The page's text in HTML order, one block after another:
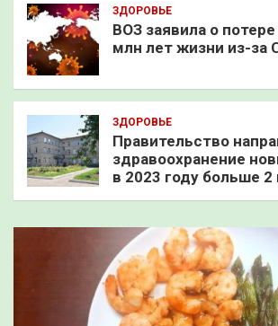
ЗДОРОВЬЕ
ВОЗ заявила о
млн лет жизни из-за
ЗДОРОВЬЕ
Правительство
здравоохранение
в 2023 году больше